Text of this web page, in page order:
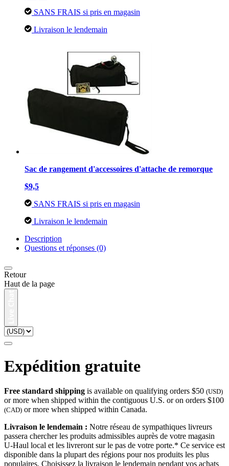
SANS FRAIS si pris en magasin
Livraison le lendemain
Sac de rangement d'accessoires d'attache de remorque
$9,5
SANS FRAIS si pris en magasin
Livraison le lendemain
Description
Questions et réponses (0)
Retour
Haut de la page
Expédition gratuite
Free standard shipping is available on qualifying orders $50 (USD)
or more when shipped within the contiguous U.S. or on orders $100
(CAD) or more when shipped within Canada.
Livraison le lendemain : Notre réseau de sympathiques livreurs
passera chercher les produits admissibles auprès de votre magasin
U-Haul local et les livreront sur le pas de votre porte.* Ce service est
disponible dans la plupart des régions pour nos produits les plus
populaires. Choisissez la livraison le lendemain pendant vos achats